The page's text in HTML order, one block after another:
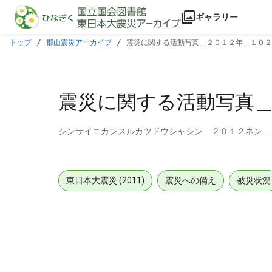
本文に飛ぶ
ギャラリー
トップ 郡山震災アーカイブ 震災に関する活動写真＿２０１２年＿１０
震災に関する活動写真
シンサイニカンスルカツドウシャシン＿２０１２ネン
東日本大震災 (2011) 震災への備え 被災状況